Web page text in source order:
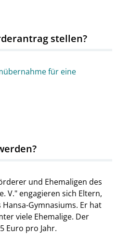
stellen?
für eine
und Ehemaligen des
V." engagieren sich Eltern,
Gymnasiums. Er hat
viele Ehemalige. Der
Euro pro Jahr.